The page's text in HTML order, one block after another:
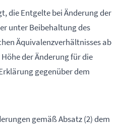
die Entgelte bei Änderung der
unter Beibehaltung des
Äquivalenzverhältnisses ab
der Änderung für die
gegenüber dem
gemäß Absatz (2) dem